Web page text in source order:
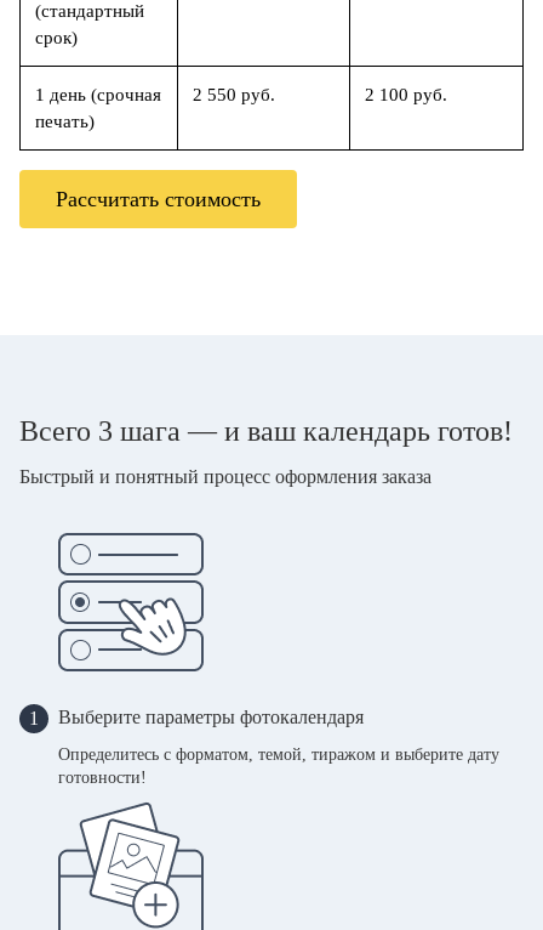
(стандартный
срок)
1 день (срочная
печать)
2 550 руб. 2 100 руб.
Рассчитать стоимость
Всего 3 шага — и ваш календарь готов!
Быстрый и понятный процесс оформления заказа
1 Выберите параметры фотокалендаря
Определитесь с форматом, темой, тиражом и выберите дату
готовности!